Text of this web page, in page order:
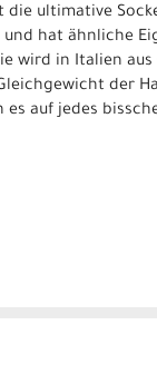
ultimative
und hat ähnliche
wird in Italien aus
der
auf jedes